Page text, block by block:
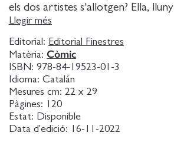
els dos artistes s'allotgen? Ella,
model fàcil, és una dona inquietant,
lligada als elements de la natura,
l'arribada d'un tifó tan sols
mar.
Aquest és un conte filosòfic i un
explora la nostra relació amb la
Ho fa, per arrodonir l'experiència
lector, a través d'un univers
bellesa colpidora.
Llegir més
Editorial: Editorial Finestres
Matèria: Còmic
ISBN: 978-84-19523-01-3
Idioma: Catalán
Mesures cm: 22 x 29
Pàgines:
120
Estat: Disponible
Data d'edició:
16-11-2022